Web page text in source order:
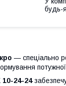
будь-
— спеціально
10-24-24